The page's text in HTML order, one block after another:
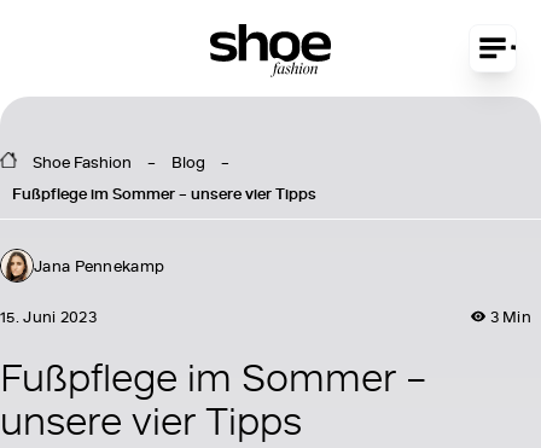
Shoe Fashion
Blog
Fußpflege im Sommer – unsere vier Tipps
Jana Pennekamp
3 Min
15. Juni 2023
Fußpflege im Sommer –
unsere vier Tipps